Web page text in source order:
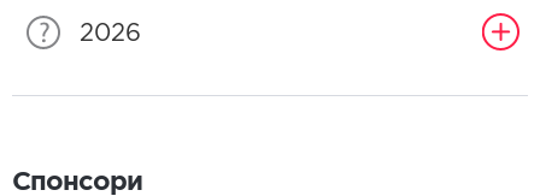
2026
Спонсори